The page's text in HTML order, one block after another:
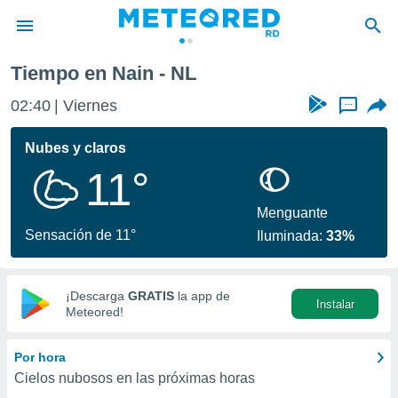
de
ha sido
calidad.
a este
las
y
digital
basada
Tiempo en Nain - NL
02:40 Viernes ...
Nubes y claros
11°
Sensación de 11°
Menguante
Iluminada:33%
¡Descarga GRATIS la app de
Meteored!
Instalar
Por hora
Cielos nubosos en las próximas horas